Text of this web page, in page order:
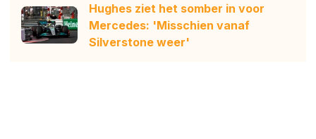
Hughes ziet het somber in voor
Mercedes: 'Misschien vanaf
Silverstone weer'